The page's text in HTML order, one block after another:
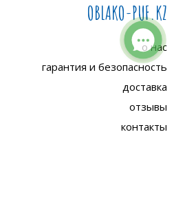
OBLAKO-PUF.KZ
о нас
гарантия и безопасность
доставка
отзывы
контакты